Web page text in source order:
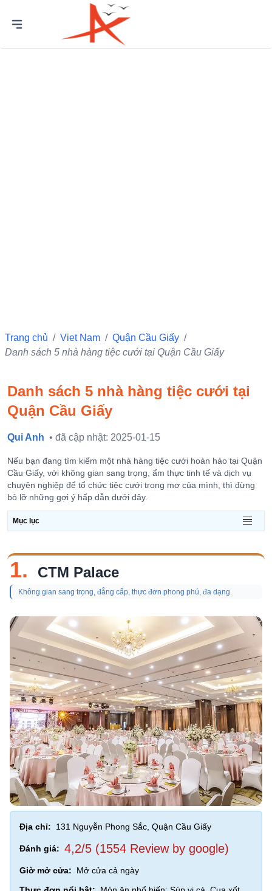
Trang chủ / Viet Nam / Quận Cầu Giấy /
Danh sách 5 nhà hàng tiệc cưới tại Quận Cầu Giấy
Danh sách 5 nhà hàng tiệc cưới tại
Quận Cầu Giấy
Qui Anh • đã cập nhật: 2025-01-15
Nếu bạn đang tìm kiếm một nhà hàng tiệc cưới hoàn hảo tại Quận
Cầu Giấy, với không gian sang trọng, ẩm thực tinh tế và dịch vụ
chuyên nghiệp để tổ chức tiệc cưới trong mơ của mình, thì đừng
bỏ lỡ những gợi ý hấp dẫn dưới đây.
Mục lục
1. CTM Palace
Không gian sang trọng, đẳng cấp, thực đơn phong phú, đa dạng.
Địa chỉ: 131 Nguyễn Phong Sắc, Quận Cầu Giấy
Đánh giá: 4,2/5 (1554 Review by google)
Giờ mở cửa:
Mở cửa cả ngày